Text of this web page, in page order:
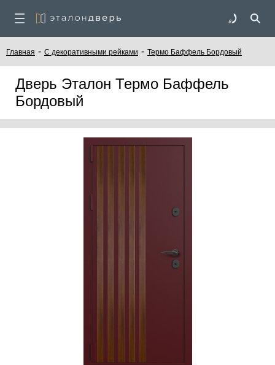
Главная - С декоративными рейками - Термо Баффель Бордовый
Дверь Эталон Термо Баффель
Бордовый